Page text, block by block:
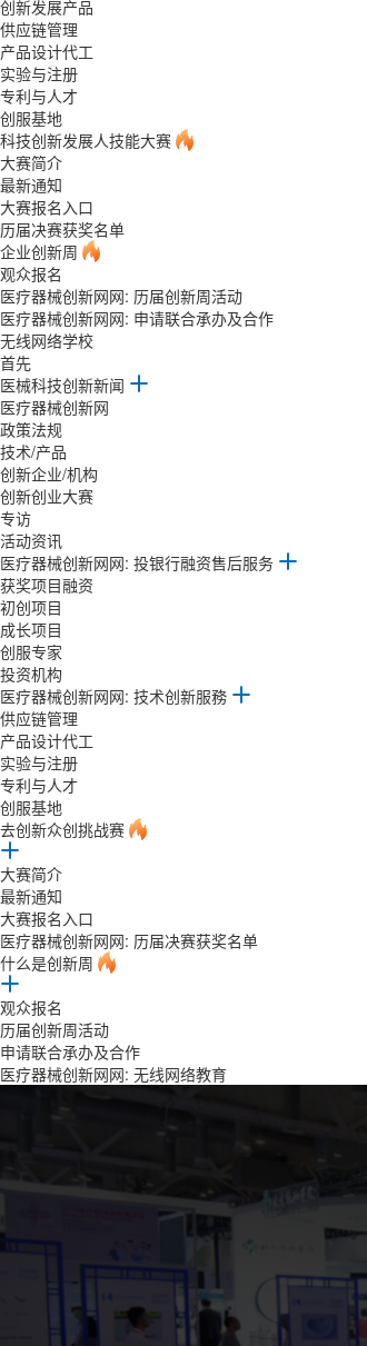
创新发展产品
供应链管理
产品设计代工
实验与注册
专利与人才
创服基地
科技创新发展人技能大赛
大赛简介
最新通知
大赛报名入口
历届决赛获奖名单
企业创新周
观众报名
医疗器械创新网网: 历届创新周活动
医疗器械创新网网: 申请联合承办及合作
无线网络学校
首先
医械科技创新新闻
医疗器械创新网
政策法规
技术/产品
创新企业/机构
创新创业大赛
专访
活动资讯
医疗器械创新网网: 投银行融资售后服务
获奖项目融资
初创项目
成长项目
创服专家
投资机构
医疗器械创新网网: 技术创新服務
供应链管理
产品设计代工
实验与注册
专利与人才
创服基地
去创新众创挑战赛
大赛简介
最新通知
大赛报名入口
医疗器械创新网网: 历届决赛获奖名单
什么是创新周
观众报名
历届创新周活动
申请联合承办及合作
医疗器械创新网网: 无线网络教育